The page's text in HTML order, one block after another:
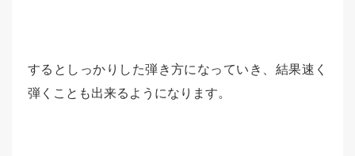
するとしっかりした弾き方になっていき、結果速く
弾くことも出来るようになります。